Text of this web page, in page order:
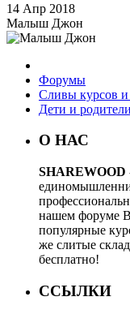
14 Апр 2018
Малыш Джон
Форумы
Сливы курсов и
Дети и родители
О НАС
SHAREWOOD
нашем форуме
популярные
же слитые
бесплатно!
ССЫЛКИ